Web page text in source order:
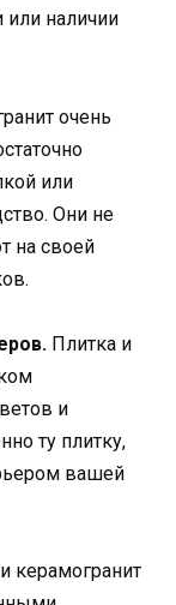
наличии
очень
или
Они не
на своей
Плитка и
и
ту плитку,
вашей
керамогранит